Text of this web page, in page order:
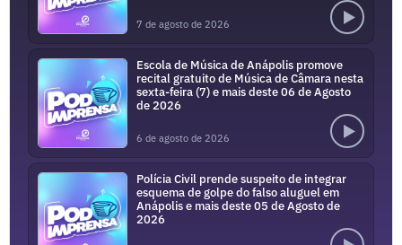
7 de agosto de 2026
Escola de Música de Anápolis promove
recital gratuito de Música de Câmara nesta
sexta-feira (7) e mais deste 06 de Agosto
de 2026
6 de agosto de 2026
Polícia Civil prende suspeito de integrar
esquema de golpe do falso aluguel em
Anápolis e mais deste 05 de Agosto de
2026